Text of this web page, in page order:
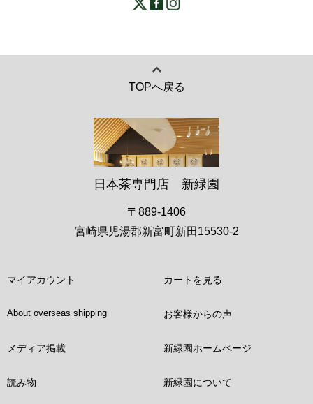
TOPへ戻る
日本茶専門店 新緑園
〒889-1406
宮崎県児湯郡新富町新田15530-2
マイアカウント カートを見る
About overseas shipping お客様からの声
メディア掲載 新緑園ホームページ
読み物 新緑園について